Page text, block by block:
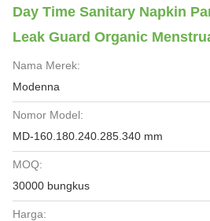
Day Time Sanitary Napkin
Leak Guard Organic
Nama Merek:
Modenna
Nomor Model:
MD-160.180.240.285.340 mm
MOQ:
30000 bungkus
Harga: